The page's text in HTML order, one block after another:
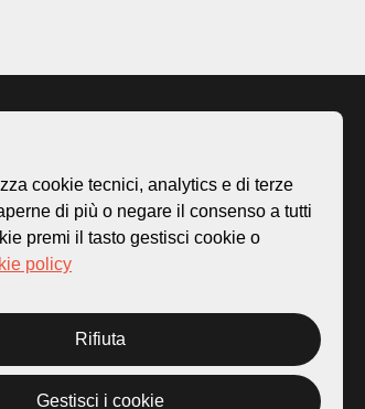
Homepage
Mappa
Storie
cookie tecnici, analytics e di terze
di più o negare il consenso a tutti
premi il tasto gestisci cookie o
policy
Rifiuta
Gestisci i cookie